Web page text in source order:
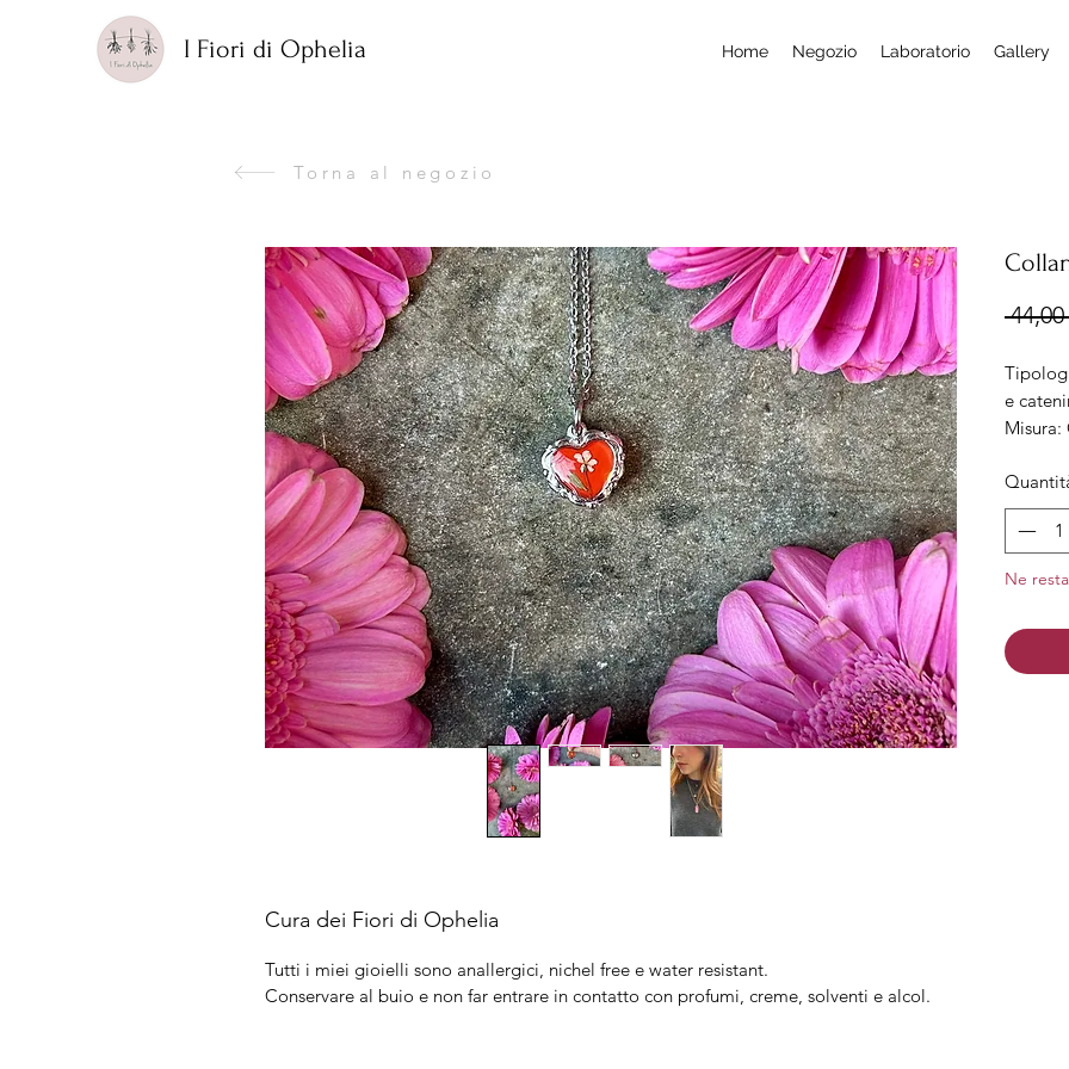
I Fiori di Ophelia Home Negozio Laboratorio Gallery
Torna al negozio
44,00
e
nichel
Ne
Cura dei Fiori di Ophelia
Tutti i miei gioielli sono anallergici, nichel free e water resistant.
Conservare al buio e non far entrare in contatto con profumi, creme, solventi e alcol.